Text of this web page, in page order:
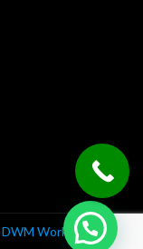
DWM Works4u